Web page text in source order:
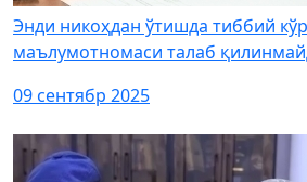
Энди никоҳдан ўтишда тиббий
маълумотномаси талаб
09 сентябр 2025